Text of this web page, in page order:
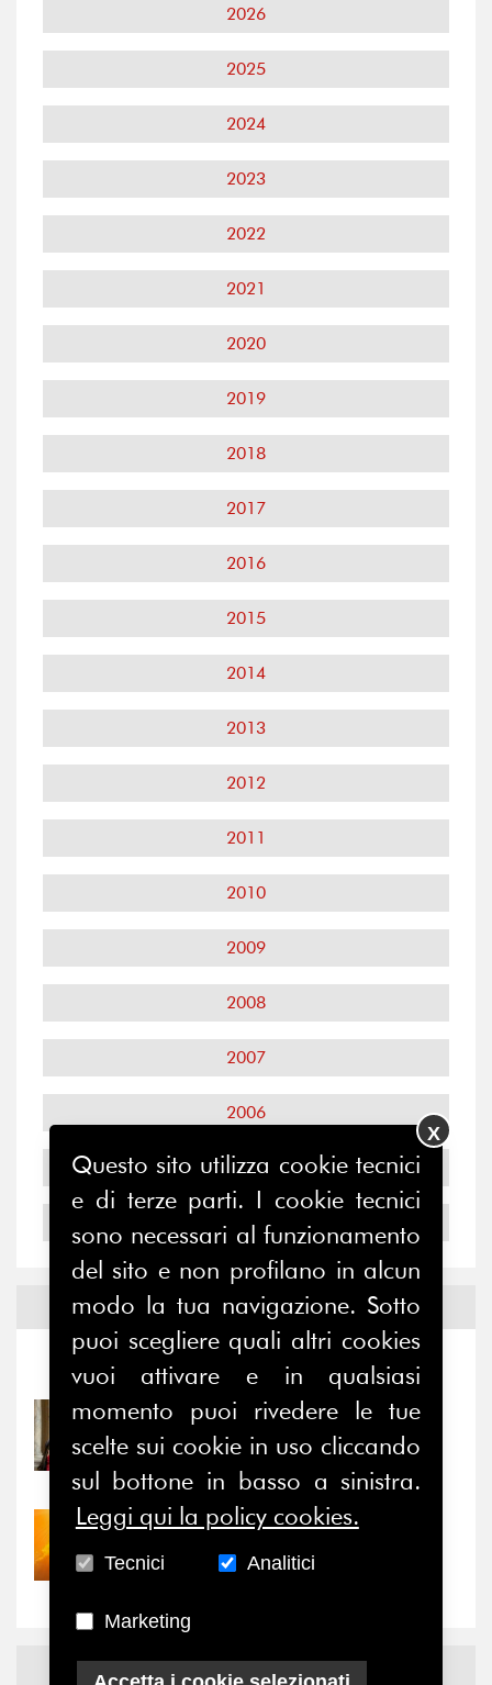
2026
2025
2024
2023
2022
2021
2020
2019
2018
2017
2016
2015
2014
2013
2012
2011
2010
2009
2008
2007
2006
2005
2004
Notizie edEventi
Notizie - Eventi
31/07/2026
Prima della pausa estiva,
il valore di...
30/07/2026
Nove anni dopo la
“grande cecità”: la...
NewsFacebook
Questo sito utilizza cookie tecnici
e di terze parti. I cookie tecnici
sono necessari al funzionamento
del sito e non profilano in alcun
modo la tua navigazione. Sotto
puoi scegliere quali altri cookies
vuoi attivare e in qualsiasi
momento puoi rivedere le tue
scelte sui cookie in uso cliccando
sul bottone in basso a sinistra.
Leggi qui la policy cookies.
Tecnici Analitici
Marketing
X